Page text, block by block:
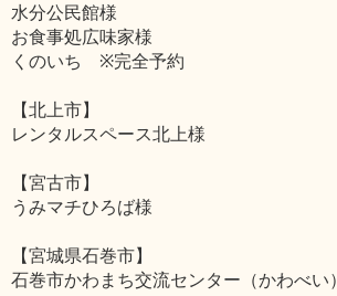
水分公民館様
お食事処広味家様
くのいち ※完全予約
【北上市】
レンタルスペース北上様
【宮古市】
うみマチひろば様
【宮城県石巻市】
石巻市かわまち交流センター（かわべい